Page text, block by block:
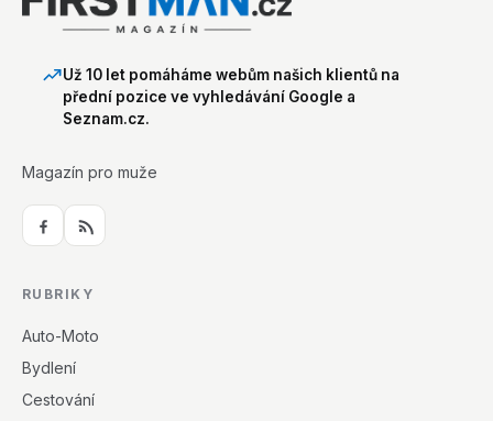
Už 10 let pomáháme webům našich klientů na
přední pozice ve vyhledávání Google a
Seznam.cz.
Magazín pro muže
RUBRIKY
Auto-Moto
Bydlení
Cestování